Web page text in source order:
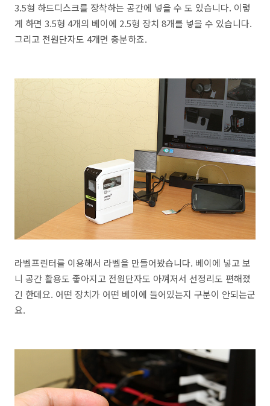
3.5형 하드디스크를 장착하는 공간에 넣을 수 도 있습니다. 이렇
게 하면 3.5형 4개의 베이에 2.5형 장치 8개를 넣을 수 있습니다.
그리고 전원단자도 4개면 충분하죠.
라벨프린터를 이용해서 라벨을 만들어봤습니다. 베이에 넣고 보
니 공간 활용도 좋아지고 전원단자도 아껴저서 선정리도 편해졌
긴 한데요. 어떤 장치가 어떤 베이에 들어있는지 구분이 안되는군
요.